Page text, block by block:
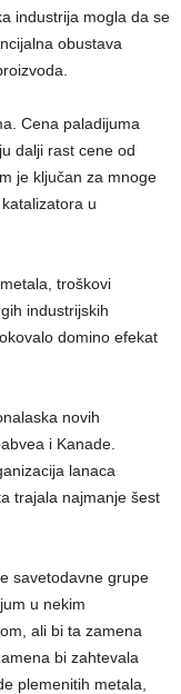
industrija mogla da se
obustava
Cena paladijuma
dalji rast cene od
je ključan za mnoge
u
troškovi
industrijskih
domino efekat
novih
i Kanade.
lanaca
trajala najmanje šest
savetodavne grupe
u nekim
ali bi ta zamena
bi zahtevala
plemenitih metala,